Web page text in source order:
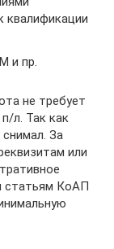
квалификации
и пр.
не требует
л. Так как
За
или
статьям КоАП